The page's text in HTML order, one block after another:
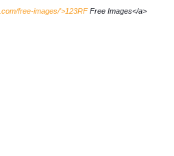
free-images/'>123RFFree Images</a>